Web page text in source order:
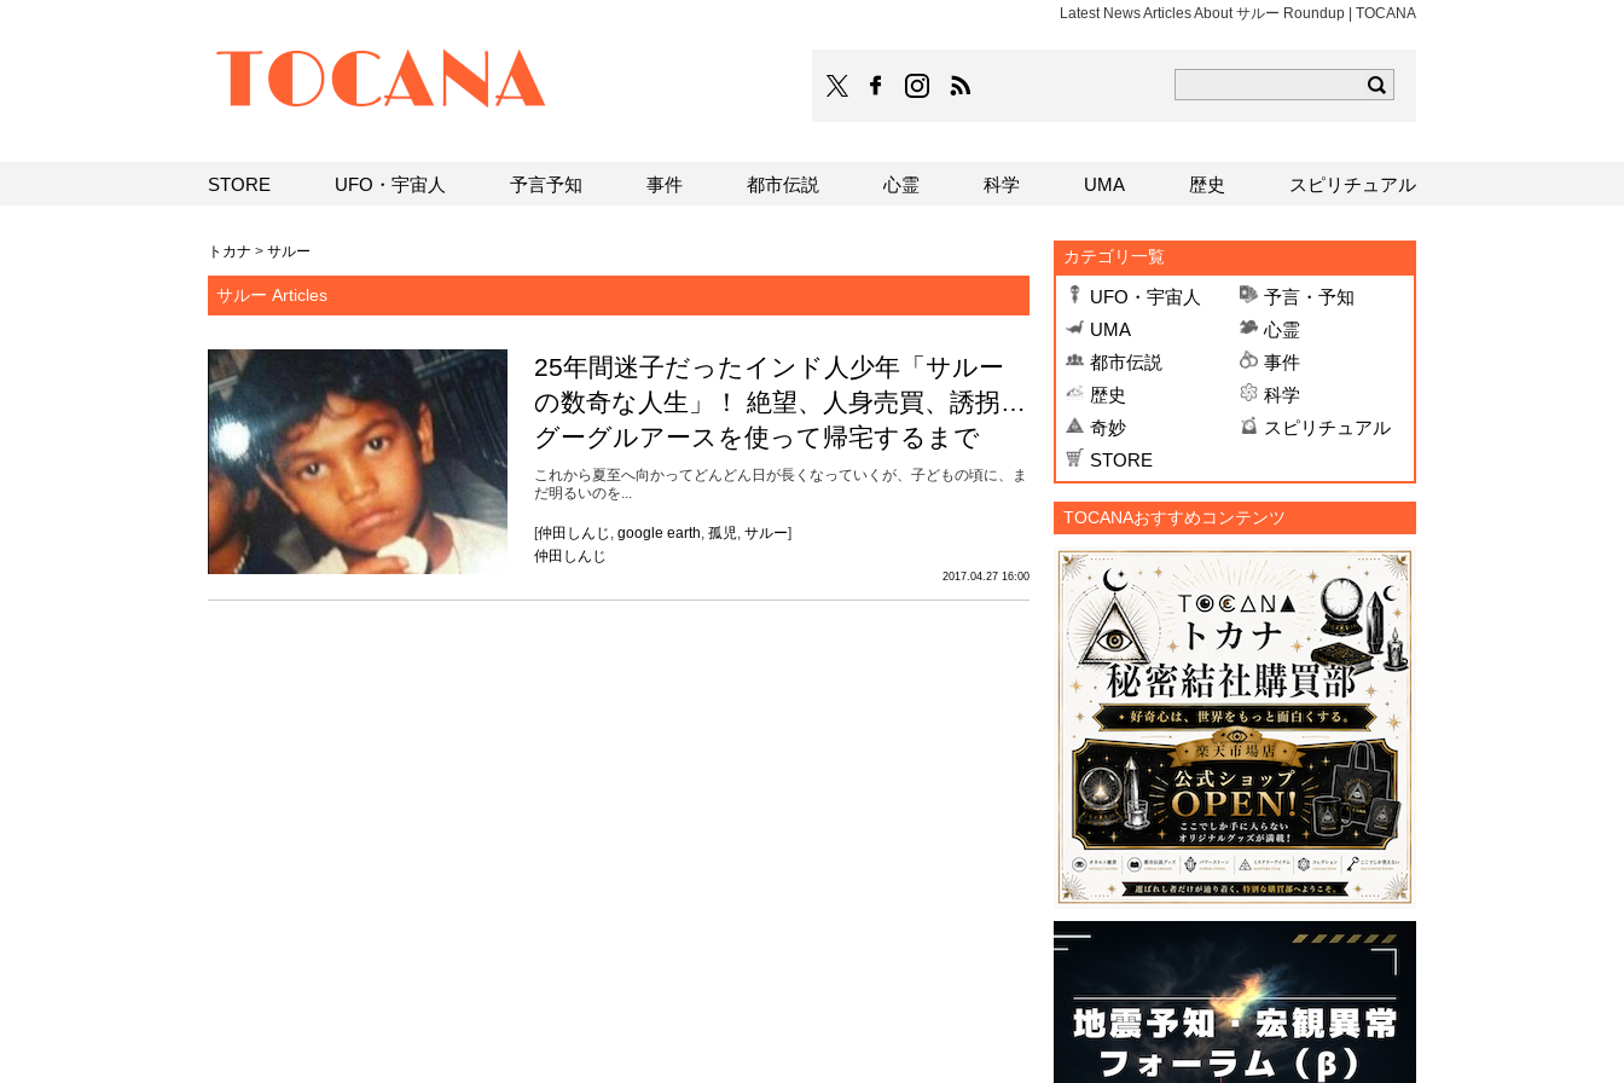
Latest News Articles About サルー Roundup | TOCANA
TOCANAのFacebookはこちら
TOCANAのinstagramはこちら
トカナ > サルー
サルー Articles
25年間迷子だったインド人少年「サルー
の数奇な人生」！ 絶望、人身売買、誘拐…
グーグルアースを使って帰宅するまで
これから夏至へ向かってどんどん日が長くなっていくが、子どもの頃に、ま
だ明るいのを...
[仲田しんじ , google earth, 孤児, サルー]
2017.04.27 16:00
仲田しんじ
カテゴリ一覧
UFO・宇宙人
予言・予知
UMA
心霊
都市伝説
事件
歴史
科学
奇妙
スピリチュアル
STORE
TOCANAおすすめコンテンツ
STORE UFO・宇宙人 予言予知 事件 都市伝説 心霊 科学 UMA 歴史 スピリチュアル